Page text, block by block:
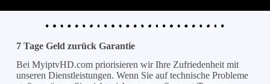
7 Tage Geld zurück Garantie
Bei MyiptvHD.com priorisieren wir Ihre Zufriedenheit mit
unseren Dienstleistungen. Wenn Sie auf technische Probleme